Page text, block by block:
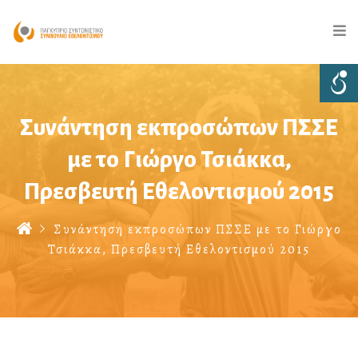
Συνάντηση εκπροσώπων ΠΣΣΕ
με το Γιώργο Τσιάκκα,
Πρεσβευτή Εθελοντισμού 2015
Συνάντηση εκπροσώπων ΠΣΣΕ με το Γιώργο
Τσιάκκα, Πρεσβευτή Εθελοντισμού 2015